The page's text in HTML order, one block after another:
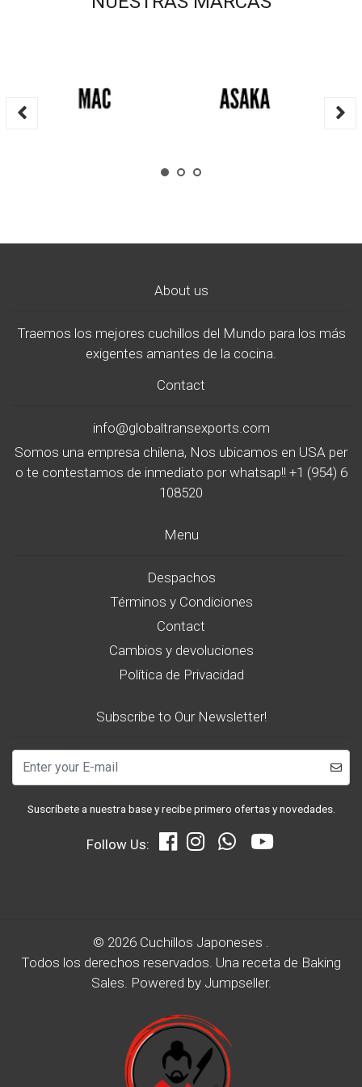
About us
Traemos los mejores cuchillos del Mundo para los más
exigentes amantes de la cocina.
Contact
info@globaltransexports.com
Somos una empresa chilena, Nos ubicamos en USA per
o te contestamos de inmediato por whatsap!! +1 (954) 6
108520
Menu
Despachos
Términos y Condiciones
Contact
Cambios y devoluciones
Política de Privacidad
Subscribe to Our Newsletter!
Suscríbete a nuestra base y recibe primero ofertas y novedades.
Follow Us:
© 2026 Cuchillos Japoneses .
Todos los derechos reservados. Una receta de Baking
Sales. Powered by Jumpseller.